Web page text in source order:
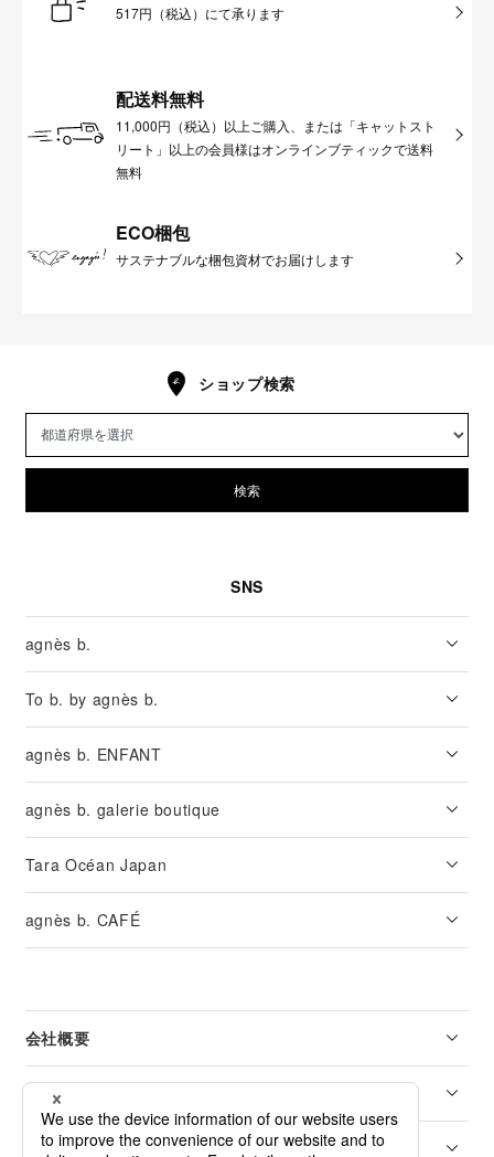
517円（税込）にて承ります
配送料無料
11,000円（税込）以上ご購入、または「キャットスト
リート」以上の会員様はオンラインブティックで送料
無料
ECO梱包
サステナブルな梱包資材でお届けします
ショップ検索
検索
SNS
agnès b.
To b. by agnès b.
agnès b. ENFANT
agnès b. galerie boutique
Tara Océan Japan
agnès b. CAFÉ
会社概要
リーガル
カスタマーサービス